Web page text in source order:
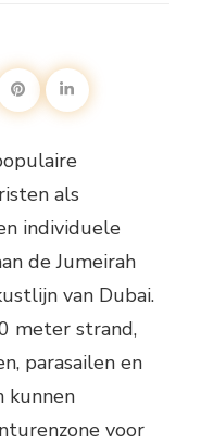
als
individuele
de Jumeirah
van Dubai.
meter strand,
parasailen en
kunnen
voor